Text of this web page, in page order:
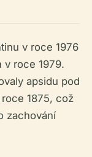
v roce 1976
v roce 1979.
apsidu pod
1875, což
zachování